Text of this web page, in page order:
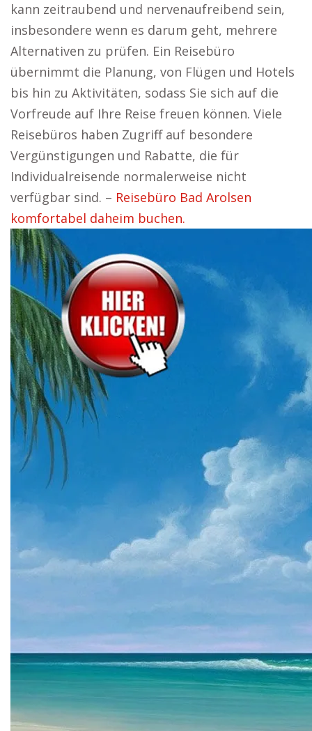
kann zeitraubend und nervenaufreibend sein,
insbesondere wenn es darum geht, mehrere
Alternativen zu prüfen. Ein Reisebüro
übernimmt die Planung, von Flügen und Hotels
bis hin zu Aktivitäten, sodass Sie sich auf die
Vorfreude auf Ihre Reise freuen können. Viele
Reisebüros haben Zugriff auf besondere
Vergünstigungen und Rabatte, die für
Individualreisende normalerweise nicht
verfügbar sind. – Reisebüro Bad Arolsen
komfortabel daheim buchen.